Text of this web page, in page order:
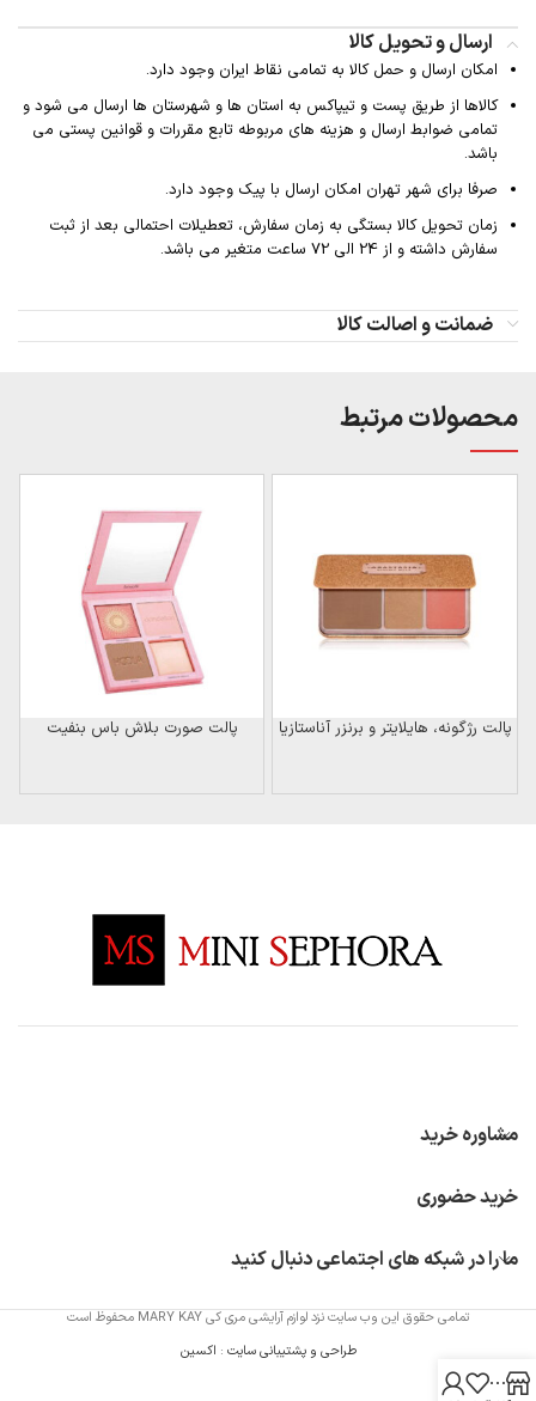
ارسال و تحویل کالا
امکان ارسال و حمل کالا به تمامی نقاط ایران وجود دارد.
کالاها از طریق پست و تیپاکس به استان ها و شهرستان ها ارسال می شود و
تمامی ضوابط ارسال و هزینه های مربوطه تابع مقررات و قوانین پستی می
باشد.
صرفا برای شهر تهران امکان ارسال با پیک وجود دارد.
زمان تحویل کالا بستگی به زمان سفارش، تعطیلات احتمالی بعد از ثبت
سفارش داشته و از 24 الی 72 ساعت متغیر می باشد.
ضمانت و اصالت کالا
محصولات مرتبط
پالت رژگونه، هایلایتر و برنزر آناستازیا پالت صورت بلاش باس بنفیت
مشاوره خرید
خرید حضوری
ما را در شبکه های اجتماعی دنبال کنید
تمامی حقوق این وب سایت نزد لوازم آرایشی مری کی MARY KAY محفوظ است
طراحی و پشتیبانی سایت : اکسین